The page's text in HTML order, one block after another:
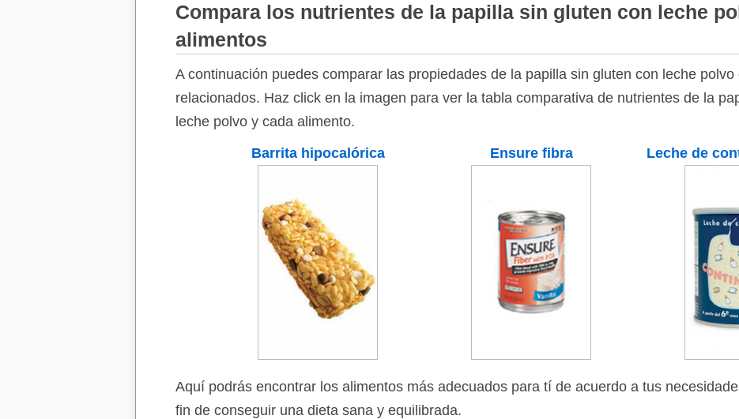
Compara los nutrientes de la papilla sin gluten con leche
alimentos
A continuación puedes comparar las propiedades de la papilla sin gluten con leche
relacionados. Haz click en la imagen para ver la tabla comparativa de nutrientes de la
leche polvo y cada alimento.
Barrita hipocalórica
Ensure fibra Leche de
Aquí podrás encontrar los alimentos más adecuados para tí de acuerdo a tus
fin de conseguir una dieta sana y equilibrada.